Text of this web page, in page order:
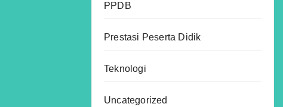
PPDB
Prestasi Peserta Didik
Teknologi
Uncategorized